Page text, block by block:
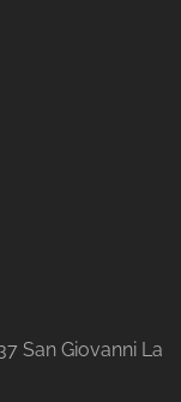
San Giovanni La